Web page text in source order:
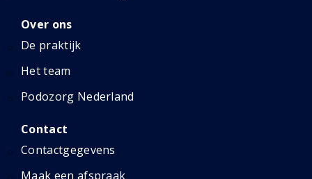
Over ons
De praktijk
Het team
Podozorg Nederland
Contact
Contactgegevens
Maak een afspraak